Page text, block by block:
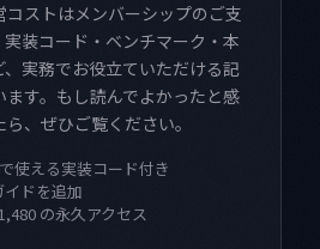
コストはメンバーシップのご支
装コード・ベンチマーク・本
実務でお役立ていただける記
す。もし読んでよかったと感
、ぜひご覧ください。
使える実装コード付き
ドを追加
の永久アクセス